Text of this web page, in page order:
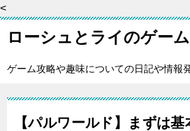
<
ローシュとライのゲー
ゲーム攻略や趣味についての日記や情報
【パルワールド】まずは